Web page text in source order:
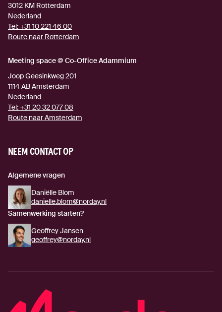
3012 KM Rotterdam
Nederland
Tel: +31 10 221 46 00
Route naar Rotterdam
Meeting space @ Co-Office Adammium
Joop Geesinkweg 201
1114 ABAmsterdam
Nederland
Tel: +31 20 32 077 08
Route naar Amsterdam
NEEM CONTACT OP
Algemene vragen
Daniëlle Blom
danielle.blom@norday.nl
Samenwerking starten?
Geoffrey Jansen
geoffrey@norday.nl